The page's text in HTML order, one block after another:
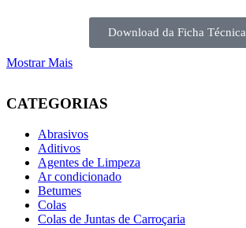
Download da Ficha Técnica
Mostrar Mais
CATEGORIAS
Abrasivos
Aditivos
Agentes de Limpeza
Ar condicionado
Betumes
Colas
Colas de Juntas de Carroçaria